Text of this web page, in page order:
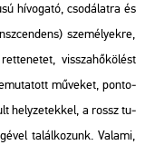
hí­vo­ga­tó, cso­dá­lat­ra és
sze­mé­lyek­re,
vissza­hő­kö­lést
mű­ve­ket, pon­to­
hely­ze­tek­kel, a rossz tu­
ta­lál­ko­zunk. Va­la­mi,